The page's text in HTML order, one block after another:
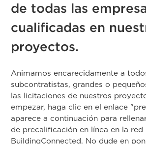
de todas las
cualificadas en
proyectos.
Animamos encarecidamente a
subcontratistas, grandes o
las licitaciones de nuestros
empezar, haga clic en el enlace
aparece a continuación para
de precalificación en línea en la red
BuildingConnected. No dude en